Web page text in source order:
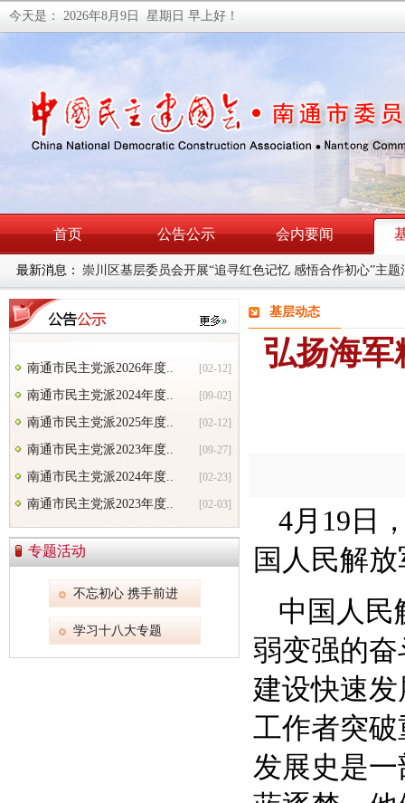
今天是： 2026年8月9日 星期日 早上好！
首页 公告公示 会内要闻
最新消息： 民建南通市委会召开理论学习中心组学习（扩大）会暨主
南通市民主党派2026年度.. [02-12]
南通市民主党派2024年度.. [09-02]
南通市民主党派2025年度.. [02-12]
南通市民主党派2023年度.. [09-27]
南通市民主党派2024年度.. [02-23]
南通市民主党派2023年度.. [02-03]
专题活动
不忘初心 携手前进
学习十八大专题
基层动态
弘扬海
4月19日
国人民解
中国人民
弱变强的
建设快速
工作者突
发展史是